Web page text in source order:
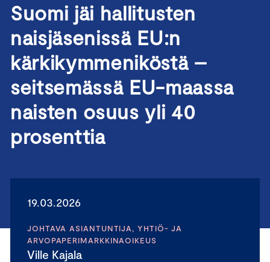
Suomi jäi hallitusten
naisjäsenissä EU:n
kärkikymmeniköstä –
seitsemässä EU-maassa
naisten osuus yli 40
prosenttia
19.03.2026
JOHTAVA ASIANTUNTIJA, YHTIÖ- JA
ARVOPAPERIMARKKINAOIKEUS
Ville Kajala